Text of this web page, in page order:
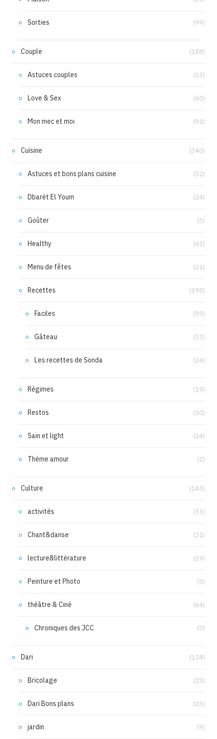
Sorties (99)
Couple (188)
Astuces couples (33)
Love & Sex (60)
Mon mec et moi (91)
Cuisine (340)
Astuces et bons plans cuisine (52)
Dbarét El Youm (24)
Goûter (5)
Healthy (43)
Menu de fêtes (21)
Recettes (198)
Faciles (59)
Gâteau (33)
Les recettes de Sonda (24)
Régimes (19)
Restos (20)
Sain et light (14)
Thème amour (2)
Culture (143)
activités (33)
Chant&danse (21)
lecture&littérature (19)
Peinture et Photo (5)
théâtre & Ciné (64)
Chroniques des JCC (7)
Dari (124)
Bricolage (15)
Dari Bons plans (23)
jardin (9)